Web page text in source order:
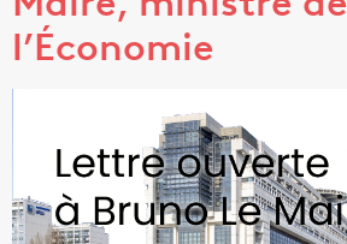
l’Économie